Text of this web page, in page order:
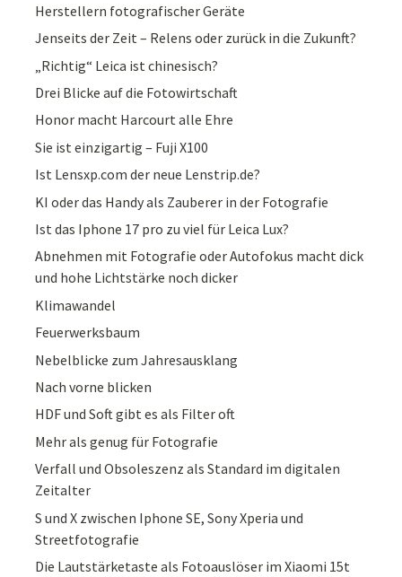
Herstellern fotografischer Geräte
Jenseits der Zeit – Relens oder zurück in die Zukunft?
„Richtig“ Leica ist chinesisch?
Drei Blicke auf die Fotowirtschaft
Honor macht Harcourt alle Ehre
Sie ist einzigartig – Fuji X100
Ist Lensxp.com der neue Lenstrip.de?
KI oder das Handy als Zauberer in der Fotografie
Ist das Iphone 17 pro zu viel für Leica Lux?
Abnehmen mit Fotografie oder Autofokus macht dick
und hohe Lichtstärke noch dicker
Klimawandel
Feuerwerksbaum
Nebelblicke zum Jahresausklang
Nach vorne blicken
HDF und Soft gibt es als Filter oft
Mehr als genug für Fotografie
Verfall und Obsoleszenz als Standard im digitalen
Zeitalter
S und X zwischen Iphone SE, Sony Xperia und
Streetfotografie
Die Lautstärketaste als Fotoauslöser im Xiaomi 15t